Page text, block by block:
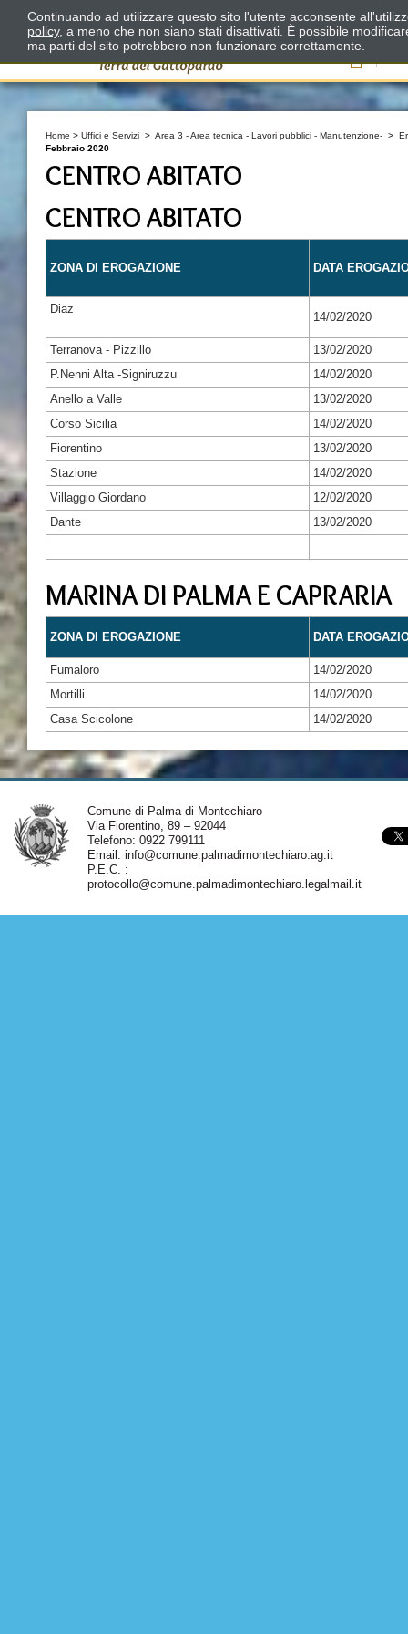
Il
Home > Uffici e Servizi > Area 3 - Area tecnica - Lavori pubblici - Manutenzione- >
Febbraio 2020
CENTRO ABITATO
CENTRO ABITATO
ZONA DI EROGAZIONE DATA
Diaz
14/02/2020
Terranova - Pizzillo
13/02/2020
P.Nenni Alta -Signiruzzu
14/02/2020
Anello a Valle
13/02/2020
Corso Sicilia
14/02/2020
Fiorentino
13/02/2020
Stazione
14/02/2020
Villaggio Giordano
12/02/2020
Dante
13/02/2020
MARINA DI PALMA E CAPRARIA
ZONA DI EROGAZIONE DATA
Fumaloro
14/02/2020
Mortilli
14/02/2020
Casa Scicolone
14/02/2020
Comune di Palma di Montechiaro
Via Fiorentino, 89 – 92044
Telefono: 0922 799111
Email: info@comune.palmadimontechiaro.ag.it
P.E.C. :
protocollo@comune.palmadimontechiaro.legalmail.it
Continuando ad utilizzare questo sito l'utente acconsente
policy, a meno che non siano stati disattivati. È possibile
ma parti del sito potrebbero non funzionare correttamente.